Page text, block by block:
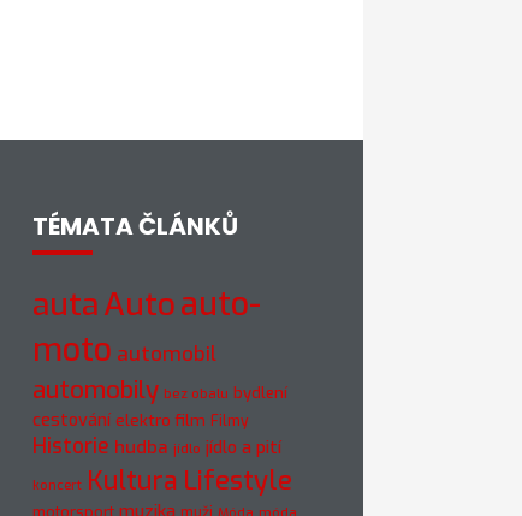
TÉMATA ČLÁNKŮ
autaAutoauto-
moto automobil
automobily bez obalu bydlení
cestování elektro film Filmy
Historie hudba jídlo jídlo a pití
koncert Kultura Lifestyle
motorsport muzika